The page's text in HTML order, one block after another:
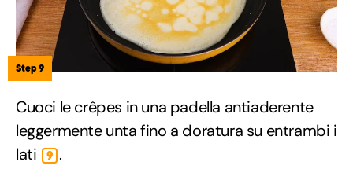
Step 9
Cuoci le crêpes in una padella antiaderente
leggermente unta fino a doratura su entrambi i
lati
9 .